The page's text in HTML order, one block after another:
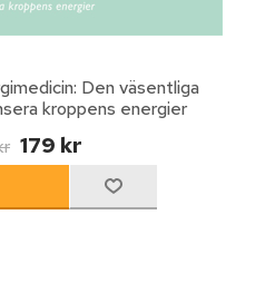
Den väsentliga
kroppens energier
179 kr